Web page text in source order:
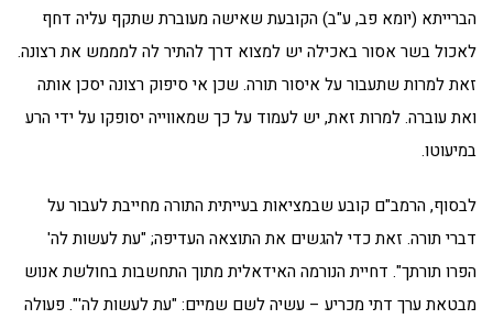
הברייתא (יומא פב, ע"ב) הקובעת שאישה מעוברת שתקף עליה דחף
לאכול בשר אסור באכילה יש למצוא דרך להתיר לה למממש את רצונה.
זאת למרות שתעבור על איסור תורה. שכן אי סיפוק רצונה יסכן אותה
ואת עוברה. למרות זאת, יש לעמוד על כך שמאווייה יסופקו על ידי הרע
במיעוטו.
לבסוף, הרמב"ם קובע שבמציאות בעייתית התורה מחייבת לעבור על
דברי תורה. זאת כדי להגשים את התוצאה העדיפה; "עת לעשות לה'
הפרו תורתך". דחיית הנורמה האידאלית מתוך התחשבות בחולשת אנוש
מבטאת ערך דתי מכריע – עשיה לשם שמיים: "עת לעשות לה'". פעולה